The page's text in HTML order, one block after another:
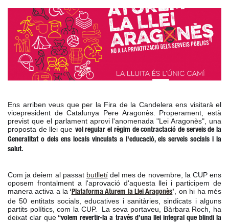
Ens arriben veus que per la Fira de la Candelera ens visitarà el
vicepresident de Catalunya Pere Aragonès. Properament, està
previst que el parlament aprovi l'anomenada "Lei Aragonès", una
proposta de llei que vol regular el règim de contractació de serveis de la
Generalitat o dels ens locals vinculats a l'educació, els serveis socials i la
salut.
Com ja deiem al passat butlletí del mes de novembre, la CUP ens
oposem frontalment a l'aprovació d'aquesta llei i participem de
manera activa a la ‘Plataforma Aturem la Llei Aragonès’, on hi ha més
de 50 entitats socials, educatives i sanitàries, sindicats i alguns
partits polítics, com la CUP.  La seva portaveu, Bàrbara Roch, ha
deixat clar que “volem revertir-la a través d’una llei integral que blindi la